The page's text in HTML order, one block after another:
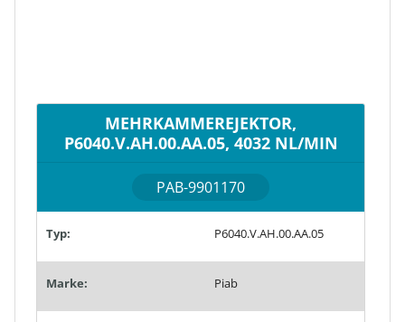
MEHRKAMMEREJEKTOR,
P6040.V.AH.00.AA.05, 4032 NL/MIN
PAB-9901170
Typ: P6040.V.AH.00.AA.05
Marke: Piab